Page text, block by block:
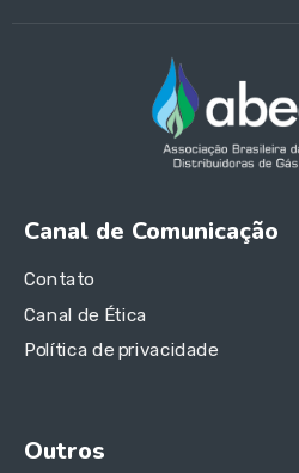
Canal de Comunicação
Contato
Canal de Ética
Política de privacidade
Outros